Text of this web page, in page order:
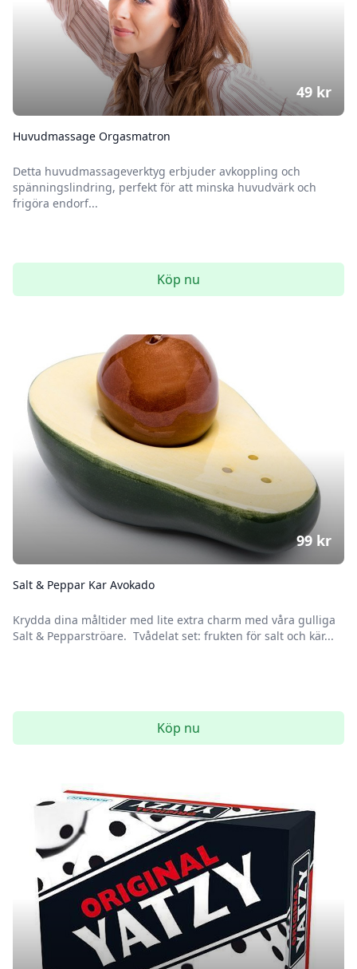
Huvudmassage Orgasmatron
Detta huvudmassageverktyg erbjuder avkoppling och
spänningslindring, perfekt för att minska huvudvärk och
frigöra endorf...
49 kr
Köp nu
Salt & Peppar Kar Avokado
Krydda dina måltider med lite extra charm med våra gulliga
Salt & Pepparströare. Tvådelat set: frukten för salt och kär...
99 kr
Köp nu